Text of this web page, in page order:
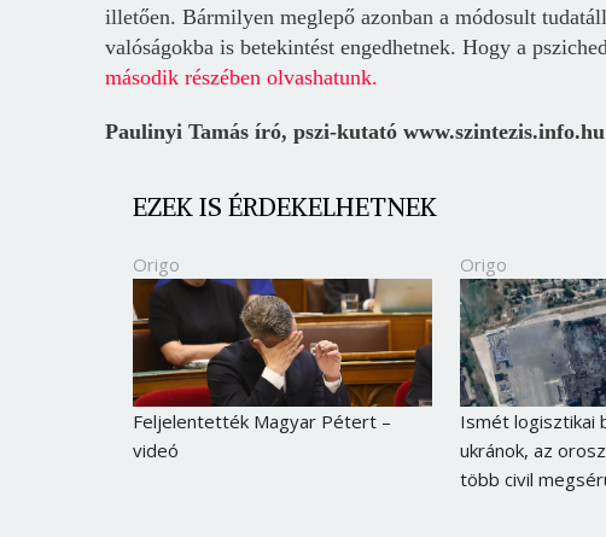
illetően. Bármilyen meglepő azonban a módosult
valóságokba is betekintést engedhetnek. Hogy a
második részében olvashatunk.
Paulinyi Tamás író, pszi-kutató www.szintezis.info.hu
EZEK IS ÉRDEKELHETNEK
Origo
Feljelentették Magyar Pétert –
videó
Origo
Ismét logisztikai
ukránok, az
több civil